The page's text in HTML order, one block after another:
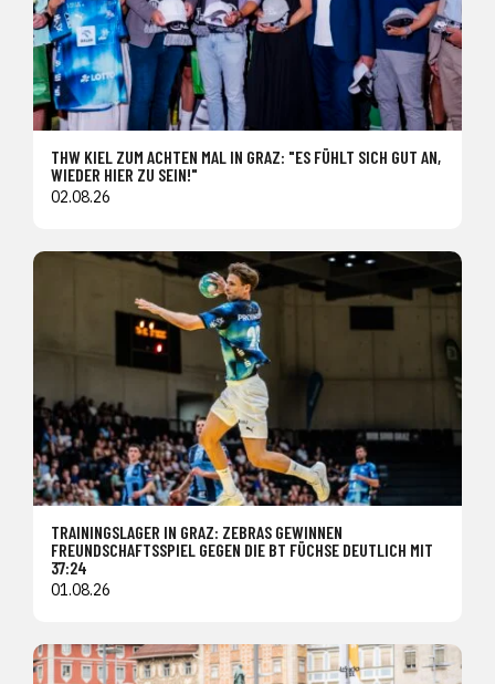
THW KIEL ZUM ACHTEN MAL IN GRAZ: "ES FÜHLT SICH GUT AN,
WIEDER HIER ZU SEIN!"
02.08.26
TRAININGSLAGER IN GRAZ: ZEBRAS GEWINNEN
FREUNDSCHAFTSSPIEL GEGEN DIE BT FÜCHSE DEUTLICH MIT
37:24
01.08.26